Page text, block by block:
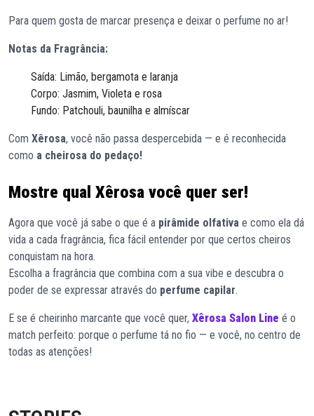
Para quem gosta de marcar presença e deixar o perfume no ar!
Notas da Fragrância:
Saída: Limão, bergamota e laranja
Corpo: Jasmim, Violeta e rosa
Fundo: Patchouli, baunilha e almíscar
Com Xêrosa, você não passa despercebida — e é reconhecida
como a cheirosa do pedaço!
Mostre qual Xêrosa você quer ser!
Agora que você já sabe o que é a pirâmide olfativa e como ela dá
vida a cada fragrância, fica fácil entender por que certos cheiros
conquistam na hora.
Escolha a fragrância que combina com a sua vibe e descubra o
poder de se expressar através do perfume capilar.
E se é cheirinho marcante que você quer, Xêrosa Salon Line é o
match perfeito: porque o perfume tá no fio — e você, no centro de
todas as atenções!